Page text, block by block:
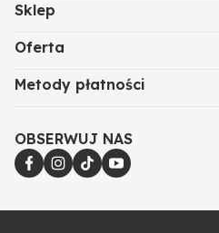
Sklep
Oferta
Metody płatności
OBSERWUJ NAS